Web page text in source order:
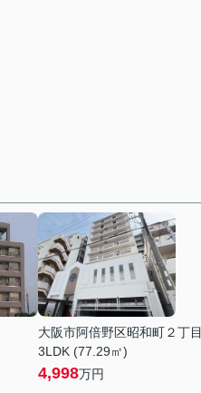
大阪市阿倍野区昭和町２丁目
3LDK (77.29㎡)
4,998万円